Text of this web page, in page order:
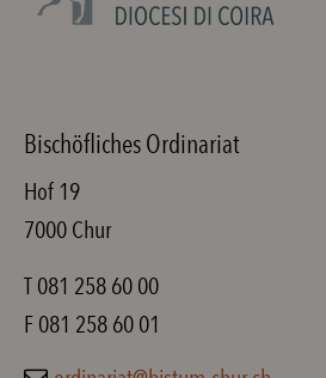
Bischöfliches Ordinariat
Hof 19
7000 Chur
T 081 258 60 00
F 081 258 60 01